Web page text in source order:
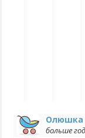
Олюшка
больше